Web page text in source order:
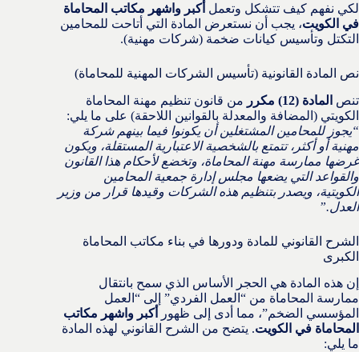
لكي نفهم كيف تتشكل وتعمل أكبر واشهر مكاتب المحاماة
في الكويت، يجب أن نستعرض المادة التي أتاحت للمحامين
التكتل وتأسيس كيانات ضخمة (شركات مهنية).
نص المادة القانونية (تأسيس الشركات المهنية للمحاماة)
تنص المادة (12) مكرر
من قانون تنظيم مهنة المحاماة
الكويتي (المضافة والمعدلة بالقوانين اللاحقة) على ما يلي:
“يجوز للمحامين المشتغلين أن يكونوا فيما بينهم شركة
مهنية أو أكثر، تتمتع بالشخصية الاعتبارية المستقلة، ويكون
غرضها ممارسة مهنة المحاماة، وتخضع لأحكام هذا القانون
والقواعد التي يضعها مجلس إدارة جمعية المحامين
الكويتية، ويصدر بتنظيم هذه الشركات وقيدها قرار من وزير
العدل.”
الشرح القانوني للمادة ودورها في بناء مكاتب المحاماة
الكبرى
إن هذه المادة هي الحجر الأساس الذي سمح بانتقال
ممارسة المحاماة من “العمل الفردي” إلى “العمل
المؤسسي الضخم”، مما أدى إلى ظهور
أكبر واشهر مكاتب
المحاماة في الكويت. يتضح من الشرح القانوني لهذه المادة
ما يلي: